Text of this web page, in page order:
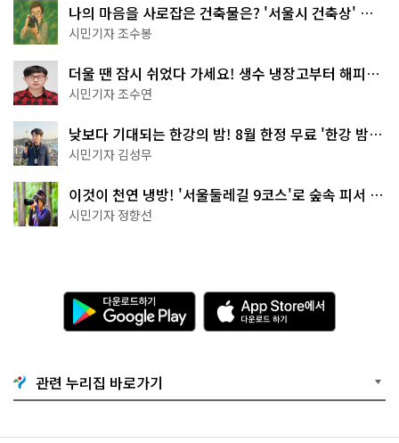
나의 마음을 사로잡은 건축물은? '서울시 건축상' 수
상작 공개!
시민기자 조수봉
더울 땐 잠시 쉬었다 가세요! 생수 냉장고부터 해피소
·무더위쉼터까지
시민기자 조수연
낮보다 기대되는 한강의 밤! 8월 한정 무료 '한강 밤
핑' 예약은?
시민기자 김성무
이것이 천연 냉방! '서울둘레길 9코스'로 숲속 피서 떠
나볼까
시민기자 정향선
다
운
로
기
G
o
g
A
p
p
e
서
관련 누리집 바로가기